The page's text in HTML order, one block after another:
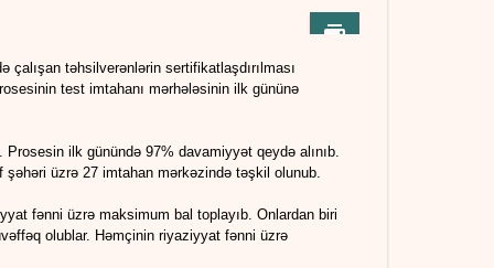
təhsilverənlərin sertifikatlaşdırılması
test imtahanı mərhələsinin ilk gününə
ilk günündə 97% davamiyyət qeydə alınıb.
üzrə 27 imtahan mərkəzində təşkil olunub.
fənni üzrə maksimum bal toplayıb. Onlardan biri
olublar. Həmçinin riyaziyyat fənni üzrə